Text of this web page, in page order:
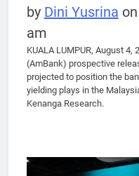
by Dini Yusrina
am
KUALA LUMPUR, August 4,
(AmBank) prospective
projected to position the
yielding plays in the
Kenanga Research.